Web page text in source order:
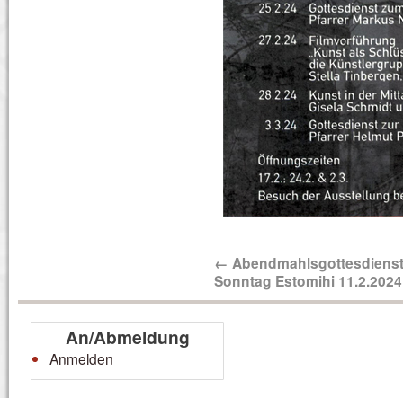
←
Sonntag Estomihi 11.2.2024
An/Abmeldung
Anmelden